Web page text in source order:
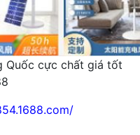
Quốc cực chất giá tốt